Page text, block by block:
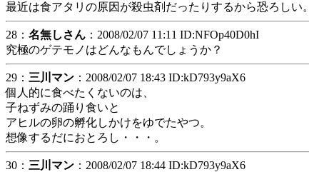
最近は食アタリの原因が殺虫剤だったりするから恐ろしい。
28： 名無しさん ：2008/02/07 11:11 ID:NFOp40D0hI
究極のゲテモノはどんなもんでしょうか？
29： 三川マン ：2008/02/07 18:43 ID:kD793y9aX6
個人的に食べたくないのは、
子ねずみの踊り食いと
アヒルの卵の孵化しかけをゆでたやつ。
想像するだにおとろし・・・。
30： 三川マン ：2008/02/07 18:44 ID:kD793y9aX6